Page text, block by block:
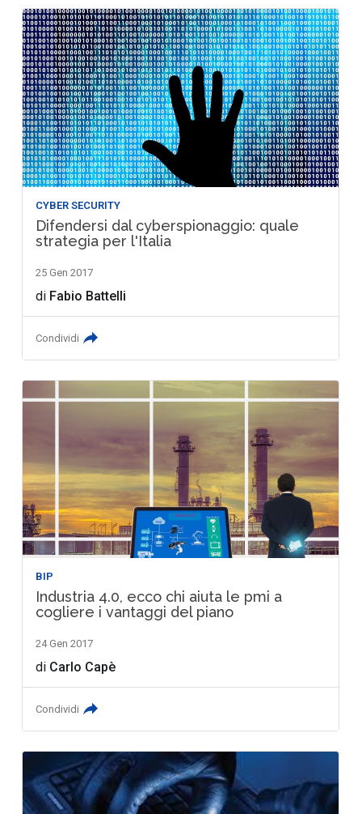
CYBER SECURITY
Difendersi dal cyberspionaggio: quale
strategia per l'Italia
25 Gen 2017
di Fabio Battelli
Condividi
BIP
Industria 4.0, ecco chi aiuta le pmi a
cogliere i vantaggi del piano
24 Gen 2017
di Carlo Capè
Condividi